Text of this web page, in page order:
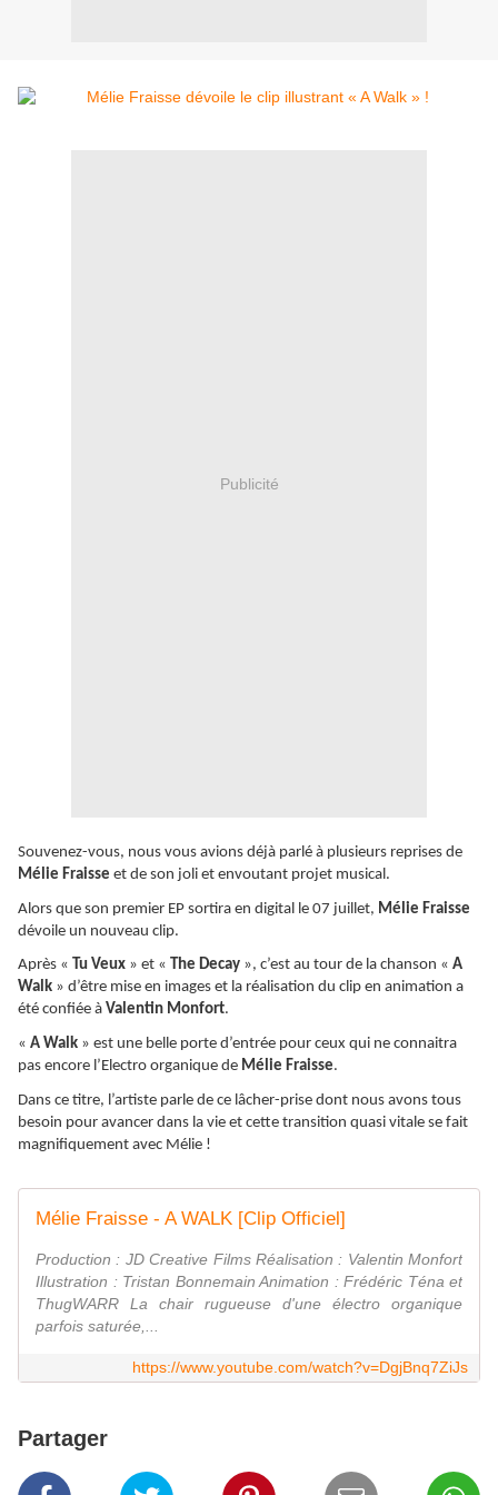
Publicité
Souvenez-vous, nous vous avions déjà parlé à plusieurs reprises de
Mélie Fraisse et de son joli et envoutant projet musical.
Alors que son premier EP sortira en digital le 07 juillet, Mélie Fraisse
dévoile un nouveau clip.
Après « Tu Veux » et « The Decay », c’est au tour de la chanson « A
Walk » d’être mise en images et la réalisation du clip en animation a
été confiée à Valentin Monfort.
« A Walk » est une belle porte d’entrée pour ceux qui ne connaitra
pas encore l’Electro organique de Mélie Fraisse.
Dans ce titre, l’artiste parle de ce lâcher-prise dont nous avons tous
besoin pour avancer dans la vie et cette transition quasi vitale se fait
magnifiquement avec Mélie !
Mélie Fraisse - A WALK [Clip Officiel]
Production : JD Creative Films Réalisation : Valentin Monfort
Illustration : Tristan Bonnemain Animation : Frédéric Téna et
ThugWARR La chair rugueuse d'une électro organique
parfois saturée,...
https://www.youtube.com/watch?v=DgjBnq7ZiJs
Partager